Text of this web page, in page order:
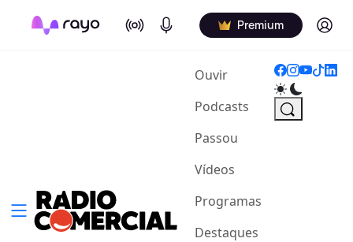
On Air Podcasts Premium Log in
Ouvir(current)
Podcasts
Passou
Vídeos
Programas
Destaques